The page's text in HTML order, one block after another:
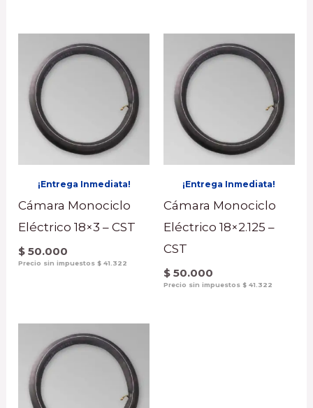
¡Entrega Inmediata!
Cámara Monociclo
Eléctrico 18×3 – CST
$ 50.000
Precio sin impuestos$ 41.322
¡Entrega Inmediata!
Cámara Monociclo
Eléctrico 18×2.125 –
CST
$ 50.000
Precio sin impuestos $ 41.322